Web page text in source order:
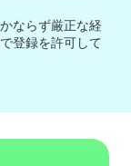
ならず厳正な経
登録を許可して